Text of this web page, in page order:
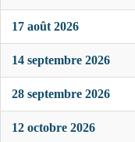
17 août 2026
14 septembre 2026
28 septembre 2026
12 octobre 2026